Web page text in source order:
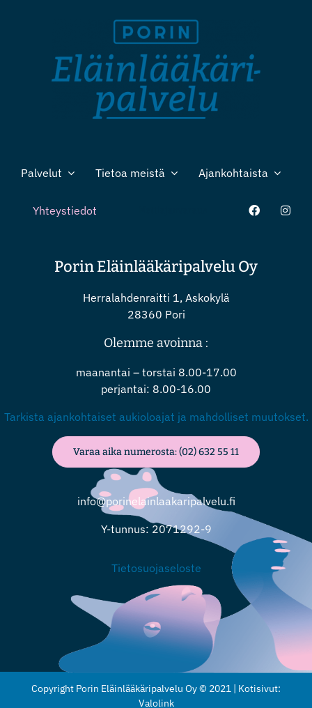
Palvelut Tietoa meistä Ajankohtaista
Yhteystiedot
Porin Eläinlääkäripalvelu Oy
Herralahdenraitti 1, Askokylä
28360 Pori
Olemme avoinna :
maanantai – torstai 8.00-17.00
perjantai: 8.00-16.00
Tarkista ajankohtaiset aukioloajat ja mahdolliset muutokset.
Varaa aika numerosta: (02) 632 55 11
info@porinelainlaakaripalvelu.fi
Y-tunnus: 2071292-9
Tietosuojaseloste
Copyright Porin Eläinlääkäripalvelu Oy © 2021 | Kotisivut:
Valolink